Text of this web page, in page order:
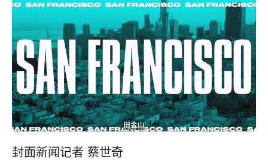
封面新闻记者 蔡世奇